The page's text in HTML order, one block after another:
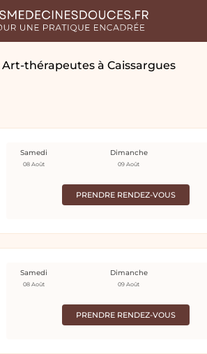
Art-thérapeutes à Caissargues
PRENDRE RENDEZ-VOUS
Samedi
08 Août
Dimanche
09 Août
PRENDRE RENDEZ-VOUS
Samedi
08 Août
Dimanche
09 Août